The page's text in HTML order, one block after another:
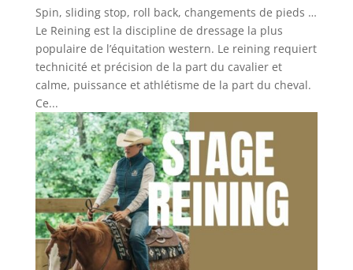
Spin, sliding stop, roll back, changements de pieds …
Le Reining est la discipline de dressage la plus
populaire de l’équitation western. Le reining requiert
technicité et précision de la part du cavalier et
calme, puissance et athlétisme de la part du cheval.
Ce...